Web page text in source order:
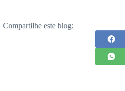
Compartilhe este blog: